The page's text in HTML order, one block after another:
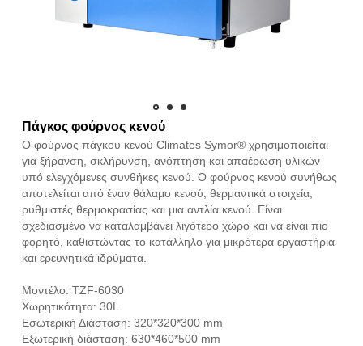
Πάγκος φούρνος κενού
Ο φούρνος πάγκου κενού Climates Symor® χρησιμοποιείται
για ξήρανση, σκλήρυνση, ανόπτηση και απαέρωση υλικών
υπό ελεγχόμενες συνθήκες κενού. Ο φούρνος κενού συνήθως
αποτελείται από έναν θάλαμο κενού, θερμαντικά στοιχεία,
ρυθμιστές θερμοκρασίας και μια αντλία κενού. Είναι
σχεδιασμένο να καταλαμβάνει λιγότερο χώρο και να είναι πιο
φορητό, καθιστώντας το κατάλληλο για μικρότερα εργαστήρια
και ερευνητικά ιδρύματα.
Μοντέλο: TZF-6030
Χωρητικότητα: 30L
Εσωτερική Διάσταση: 320*320*300 mm
Εξωτερική διάσταση: 630*460*500 mm